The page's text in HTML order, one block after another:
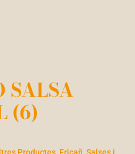
SALSA
(6)